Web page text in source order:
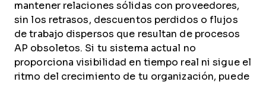
mantener relaciones sólidas con proveedores,
sin los retrasos, descuentos perdidos o flujos
de trabajo dispersos que resultan de procesos
AP obsoletos. Si tu sistema actual no
proporciona visibilidad en tiempo real ni sigue el
ritmo del crecimiento de tu organización, puede